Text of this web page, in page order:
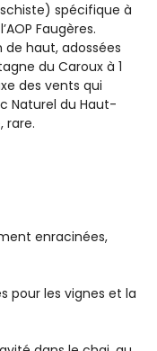
spécifique à
Faugères.
de haut, adossées
du Caroux à 1
des vents qui
Naturel du Haut-
rare.
enracinées,
pour les vignes et la